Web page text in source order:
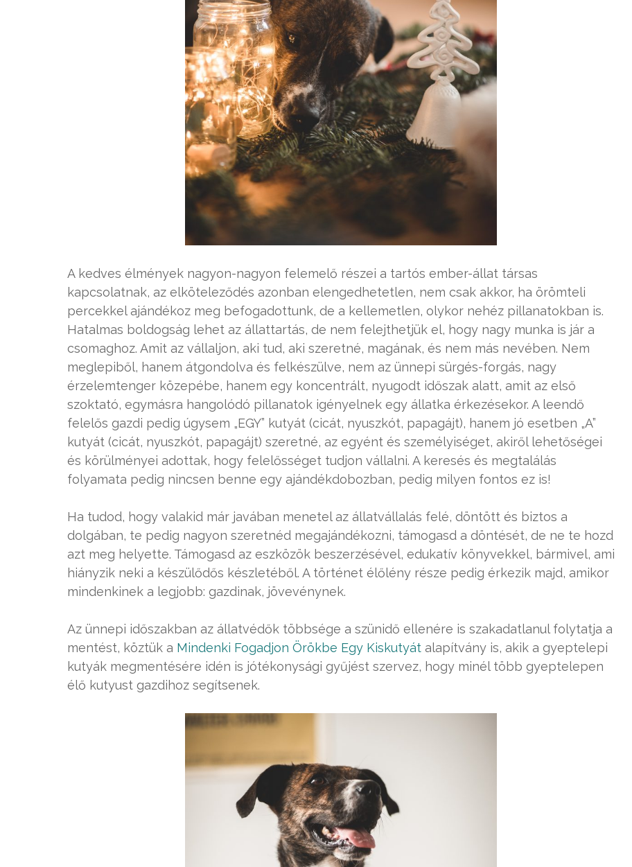
A kedves élmények nagyon-nagyon felemelő részei a tartós ember-állat társas
kapcsolatnak, az elköteleződés azonban elengedhetetlen, nem csak akkor, ha örömteli
percekkel ajándékoz meg befogadottunk, de a kellemetlen, olykor nehéz pillanatokban is.
Hatalmas boldogság lehet az állattartás, de nem felejthetjük el, hogy nagy munka is jár a
csomaghoz. Amit az vállaljon, aki tud, aki szeretné, magának, és nem más nevében. Nem
meglepiből, hanem átgondolva és felkészülve, nem az ünnepi sürgés-forgás, nagy
érzelemtenger közepébe, hanem egy koncentrált, nyugodt időszak alatt, amit az első
szoktató, egymásra hangolódó pillanatok igényelnek egy állatka érkezésekor. A leendő
felelős gazdi pedig úgysem „EGY” kutyát (cicát, nyuszkót, papagájt), hanem jó esetben „A”
kutyát (cicát, nyuszkót, papagájt) szeretné, az egyént és személyiséget, akiről lehetőségei
és körülményei adottak, hogy felelősséget tudjon vállalni. A keresés és megtalálás
folyamata pedig nincsen benne egy ajándékdobozban, pedig milyen fontos ez is!
Ha tudod, hogy valakid már javában menetel az állatvállalás felé, döntött és biztos a
dolgában, te pedig nagyon szeretnéd megajándékozni, támogasd a döntését, de ne te hozd
azt meg helyette. Támogasd az eszközök beszerzésével, edukatív könyvekkel, bármivel, ami
hiányzik neki a készülődős készletéből. A történet élőlény része pedig érkezik majd, amikor
mindenkinek a legjobb: gazdinak, jövevénynek.
Az ünnepi időszakban az állatvédők többsége a szünidő ellenére is szakadatlanul folytatja a
mentést, köztük a Mindenki Fogadjon Örökbe Egy Kiskutyát alapítvány is, akik a gyeptelepi
kutyák megmentésére idén is jótékonysági gyűjést szervez, hogy minél több gyeptelepen
élő kutyust gazdihoz segítsenek.